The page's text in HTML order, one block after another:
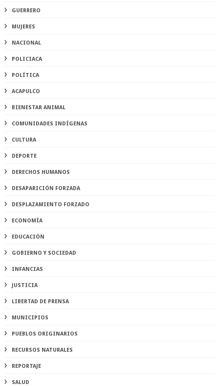
GUERRERO
MUJERES
NACIONAL
POLICIACA
POLÍTICA
ACAPULCO
BIENESTAR ANIMAL
COMUNIDADES INDÍGENAS
CULTURA
DEPORTE
DERECHOS HUMANOS
DESAPARICIÓN FORZADA
DESPLAZAMIENTO FORZADO
ECONOMÍA
EDUCACIÓN
GOBIERNO Y SOCIEDAD
INFANCIAS
JUSTICIA
LIBERTAD DE PRENSA
MUNICIPIOS
PUEBLOS ORIGINARIOS
RECURSOS NATURALES
REPORTAJE
SALUD